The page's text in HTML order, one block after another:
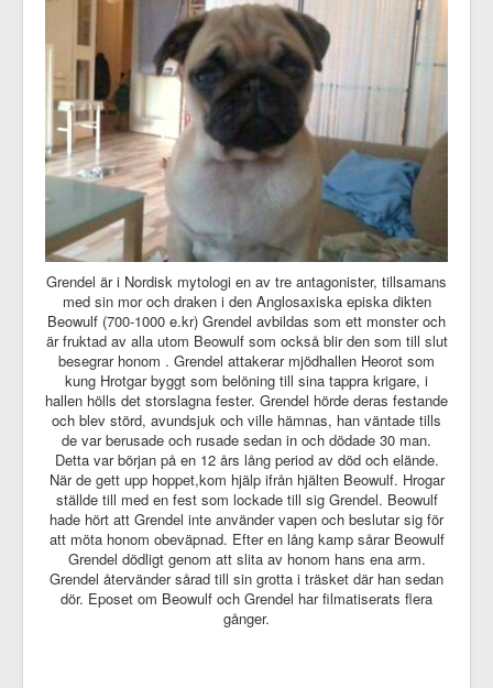
Grendel är i Nordisk mytologi en av tre antagonister, tillsamans
med sin mor och draken i den Anglosaxiska episka dikten
Beowulf (700-1000 e.kr) Grendel avbildas som ett monster och
är fruktad av alla utom Beowulf som också blir den som till slut
besegrar honom . Grendel attakerar mjödhallen Heorot som
kung Hrotgar byggt som belöning till sina tappra krigare, i
hallen hölls det storslagna fester. Grendel hörde deras festande
och blev störd, avundsjuk och ville hämnas, han väntade tills
de var berusade och rusade sedan in och dödade 30 man.
Detta var början på en 12 års lång period av död och elände.
När de gett upp hoppet,kom hjälp ifrån hjälten Beowulf. Hrogar
ställde till med en fest som lockade till sig Grendel. Beowulf
hade hört att Grendel inte använder vapen och beslutar sig för
att möta honom obeväpnad. Efter en lång kamp sårar Beowulf
Grendel dödligt genom att slita av honom hans ena arm.
Grendel återvänder sårad till sin grotta i träsket där han sedan
dör. Eposet om Beowulf och Grendel har filmatiserats flera
gånger.